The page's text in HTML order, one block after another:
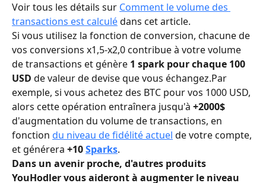
Voir tous les détails sur Comment le volume des
transactions est calculé dans cet article.
Si vous utilisez la fonction de conversion, chacune de
vos conversions x1,5-x2,0 contribue à votre volume
de transactions et génère 1 spark pour chaque 100
USD de valeur de devise que vous échangez.Par
exemple, si vous achetez des BTC pour vos 1000 USD,
alors cette opération entraînera jusqu'à +2000$
d'augmentation du volume de transactions, en
fonction du niveau de fidélité actuel de votre compte,
et générera +10Sparks.
Dans un avenir proche, d'autres produits
YouHodler vous aideront à augmenter le niveau